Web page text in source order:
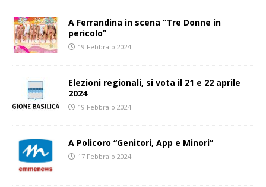
A Ferrandina in scena “Tre Donne in
pericolo”
19 Febbraio 2024
Elezioni regionali, si vota il 21 e 22 aprile
2024
19 Febbraio 2024
A Policoro “Genitori, App e Minori”
17 Febbraio 2024